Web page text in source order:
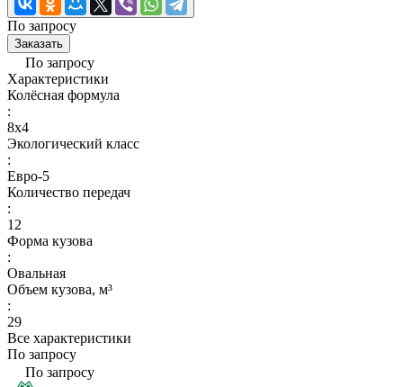
По запросу
Заказать
По запросу
Характеристики
Колёсная формула
:
8x4
Экологический класс
:
Евро-5
Количество передач
:
12
Форма кузова
:
Овальная
Объем кузова, м³
:
29
Все характеристики
По запросу
По запросу